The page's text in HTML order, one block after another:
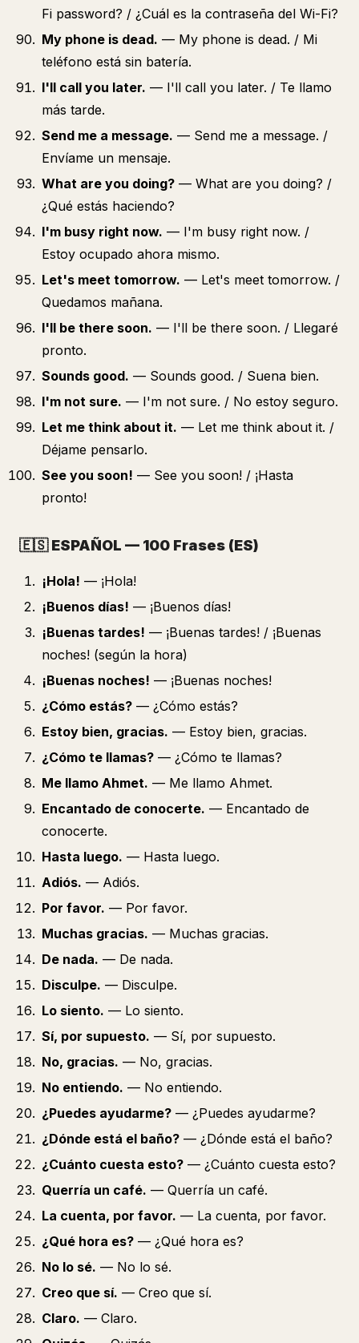
Fi password? / ¿Cuál es la contraseña del Wi-Fi?
My phone is dead. — My phone is dead. / Mi
teléfono está sin batería.
I'll call you later. — I'll call you later. / Te llamo
más tarde.
Send me a message. — Send me a message. /
Envíame un mensaje.
What are you doing? — What are you doing? /
¿Qué estás haciendo?
I'm busy right now. — I'm busy right now. /
Estoy ocupado ahora mismo.
Let's meet tomorrow. — Let's meet tomorrow. /
Quedamos mañana.
I'll be there soon. — I'll be there soon. / Llegaré
pronto.
Sounds good. — Sounds good. / Suena bien.
I'm not sure. — I'm not sure. / No estoy seguro.
Let me think about it. — Let me think about it. /
Déjame pensarlo.
See you soon! — See you soon! / ¡Hasta
pronto!
🇪🇸ESPAÑOL — 100 Frases (ES)
¡Hola! — ¡Hola!
¡Buenos días! — ¡Buenos días!
¡Buenas tardes! — ¡Buenas tardes! / ¡Buenas
noches! (según la hora)
¡Buenas noches! — ¡Buenas noches!
¿Cómo estás? — ¿Cómo estás?
Estoy bien, gracias. — Estoy bien, gracias.
¿Cómo te llamas? — ¿Cómo te llamas?
Me llamo Ahmet. — Me llamo Ahmet.
Encantado de conocerte. — Encantado de
conocerte.
Hasta luego. — Hasta luego.
Adiós. — Adiós.
Por favor. — Por favor.
Muchas gracias. — Muchas gracias.
De nada. — De nada.
Disculpe. — Disculpe.
Lo siento. — Lo siento.
Sí, por supuesto. — Sí, por supuesto.
No, gracias. — No, gracias.
No entiendo. — No entiendo.
¿Puedes ayudarme? — ¿Puedes ayudarme?
¿Dónde está el baño? — ¿Dónde está el baño?
¿Cuánto cuesta esto? — ¿Cuánto cuesta esto?
Querría un café. — Querría un café.
La cuenta, por favor. — La cuenta, por favor.
¿Qué hora es? — ¿Qué hora es?
No lo sé. — No lo sé.
Creo que sí. — Creo que sí.
Claro. — Claro.